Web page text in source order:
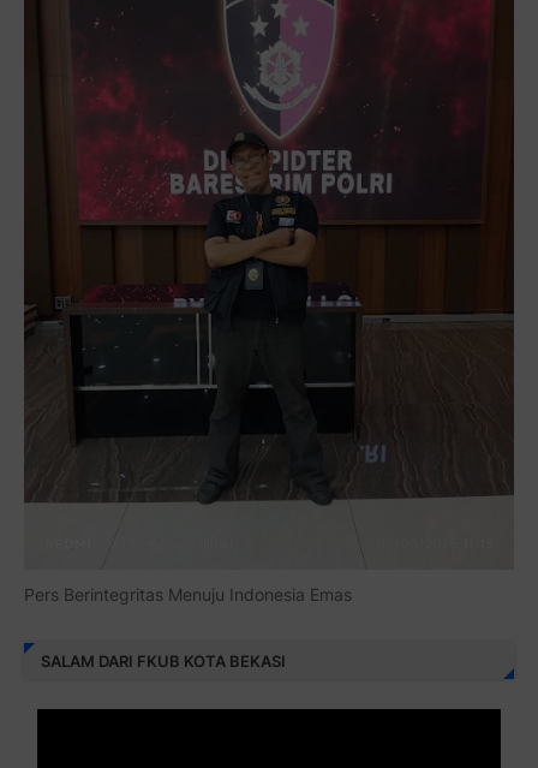
Pers Berintegritas Menuju Indonesia Emas
SALAM DARI FKUB KOTA BEKASI